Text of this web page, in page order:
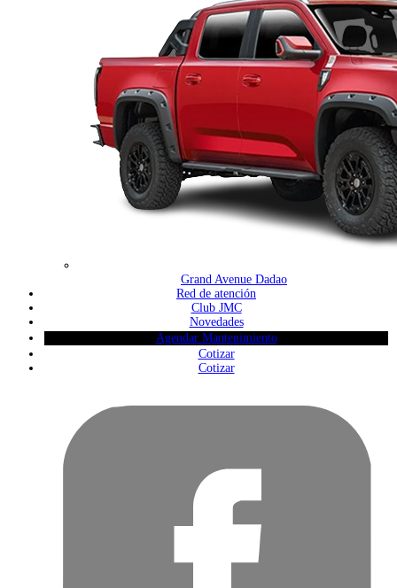
Grand Avenue Dadao
Red de atención
Club JMC
Novedades
Agendar Mantenimiento
Cotizar
Cotizar